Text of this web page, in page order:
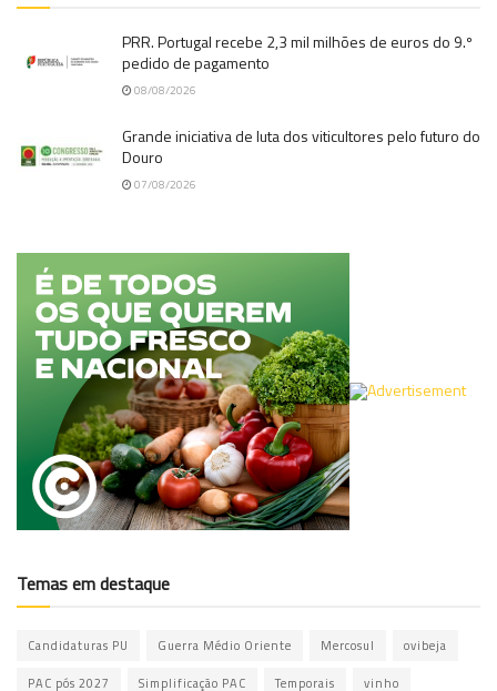
PRR. Portugal recebe 2,3 mil milhões de euros do 9.º
pedido de pagamento
08/08/2026
Grande iniciativa de luta dos viticultores pelo futuro do
Douro
07/08/2026
Temas em destaque
Candidaturas PU Guerra Médio Oriente Mercosul ovibeja
PAC pós 2027 Simplificação PAC Temporais vinho